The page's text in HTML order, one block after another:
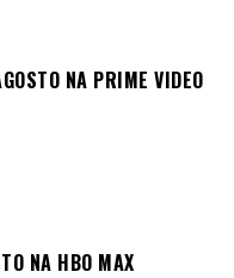
NA PRIME VIDEO
NA HBO MAX